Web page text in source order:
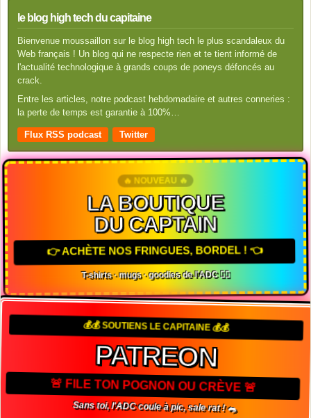
le blog high tech du capitaine
Bienvenue moussaillon sur le blog high tech le plus scandaleux du
Web français ! Un blog qui ne respecte rien et te tient informé de
l'actualité technologique à grands coups de poneys défoncés au
crack.
Entre les articles, notre podcast hebdomadaire et autres conneries :
la perte de temps est garantie à 100%…
Flux RSS podcast Twitter
🔥 NOUVEAU 🔥
LA BOUTIQUE
DU CAPTAIN
👉 ACHÈTE NOS FRINGUES, BORDEL ! 👈
T-shirts · mugs · goodies de l'ADC 🏴‍☠️
💰💰 SOUTIENS LE CAPITAINE 💰💰
PATREON
🚨 FILE TON POGNON OU CRÈVE 🚨
Sans toi, l'ADC coule à pic, sale rat ! 🐀